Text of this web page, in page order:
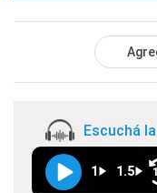
Escuchá
1 1.5